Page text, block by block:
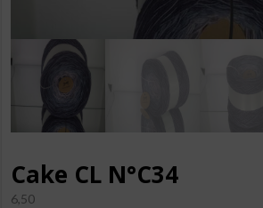
Cake CL N°C34
6,50